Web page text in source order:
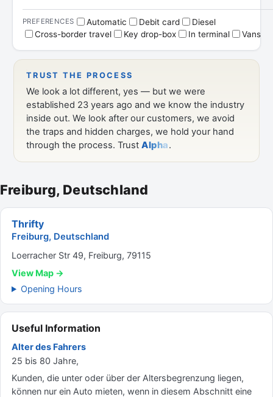
Freiburg, Deutschland
Thrifty
Freiburg, Deutschland
Loerracher Str 49, Freiburg, 79115
View Map →
Opening Hours
Useful Information
Alter des Fahrers
25 bis 80 Jahre,
Kunden, die unter oder über der Altersbegrenzung liegen,
können nur ein Auto mieten, wenn in diesem Abschnitt eine